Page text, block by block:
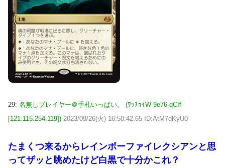
29: 名無しプレイヤー＠手札いっぱい。 (ﾜｯﾁｮｲW 9e76-qCIf
[121.115.254.119]) 2023/09/26(火) 16:50:42.65 ID:AtM7dKyU0
たまくつ来るからレインボーファイレクシアンと思
ってザッと眺めたけど白黒で十分かこれ？